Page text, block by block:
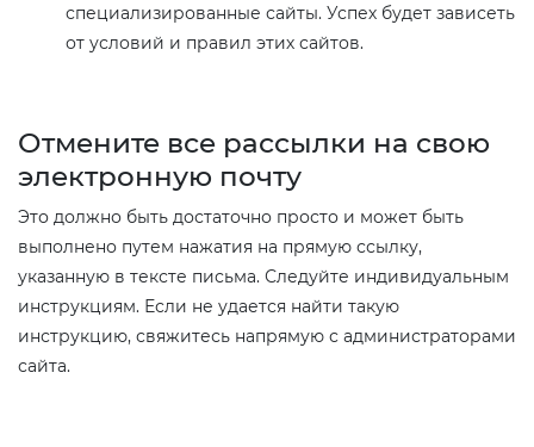
специализированные сайты. Успех будет зависеть
от условий и правил этих сайтов.
Отмените все рассылки на свою
электронную почту​
Это должно быть достаточно просто и может быть
выполнено путем нажатия на прямую ссылку,
указанную в тексте письма. Следуйте индивидуальным
инструкциям. Если не удается найти такую
инструкцию, свяжитесь напрямую с администраторами
сайта.